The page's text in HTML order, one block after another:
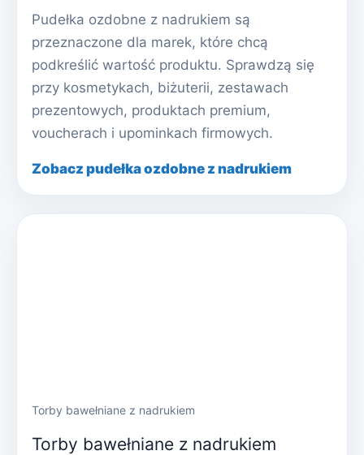
Pudełka ozdobne z nadrukiem są
przeznaczone dla marek, które chcą
podkreślić wartość produktu. Sprawdzą się
przy kosmetykach, biżuterii, zestawach
prezentowych, produktach premium,
voucherach i upominkach firmowych.
Zobacz pudełka ozdobne z nadrukiem
Torby bawełniane z nadrukiem
Torby bawełniane z nadrukiem